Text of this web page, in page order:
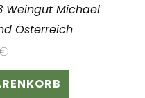
Weingut Michael
Österreich